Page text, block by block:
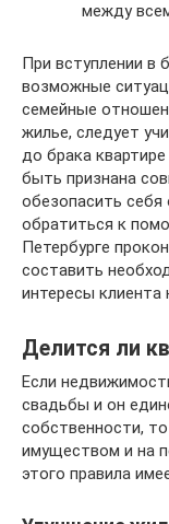
между
При вступлении в
возможные
семейные
жилье, следует
до брака
быть признана
обезопасить
обратиться к
Петербурге
составить
интересы клиента
Делится ли
Если
свадьбы и он
собственности,
имуществом и на
этого правила